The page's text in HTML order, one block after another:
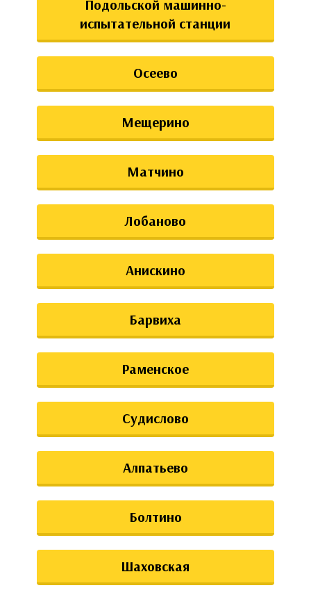
Подольской машинно-
испытательной станции
Осеево
Мещерино
Матчино
Лобаново
Анискино
Барвиха
Раменское
Судислово
Алпатьево
Болтино
Шаховская